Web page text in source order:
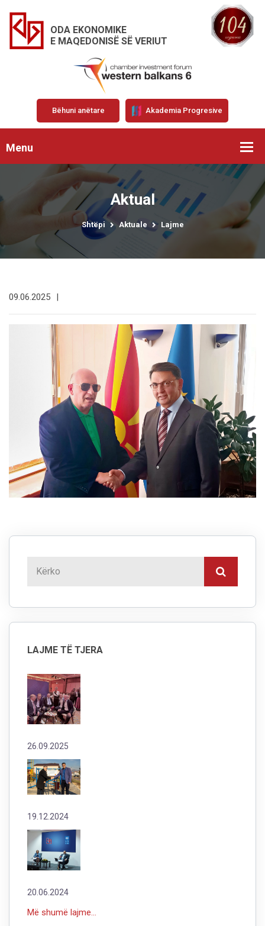
ODA EKONOMIKE
E MAQEDONISË SË VERIUT
Bëhuni anëtare Akademia Progresive
Menu
Aktual
Shtëpi Aktuale Lajme
09.06.2025 |
LAJME TË TJERA
26.09.2025
19.12.2024
20.06.2024
Më shumë lajme...